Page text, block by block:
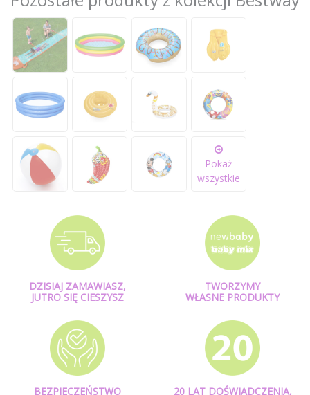
Pokaż
wszystkie
DZISIAJ ZAMAWIASZ,
JUTRO SIĘ CIESZYSZ
TWORZYMY
WŁASNE PRODUKTY
BEZPIECZEŃSTWO
20 LAT DOŚWIADCZENIA,